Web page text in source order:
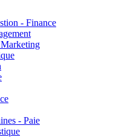
- Finance
- Paie